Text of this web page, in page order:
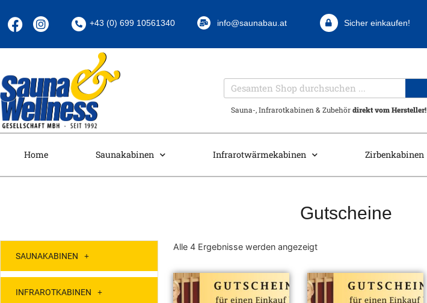
+43 (0) 699 10561340 info@saunabau.at Sicher einkaufen!
Sauna-, Infrarotkabinen & Zubehördirekt vom Hersteller!
Home Saunakabinen Infrarotwärmekabinen Zirbenkabinen
Gutscheine
SAUNAKABINEN
INFRAROTKABINEN
Alle 4 Ergebnisse werden angezeigt